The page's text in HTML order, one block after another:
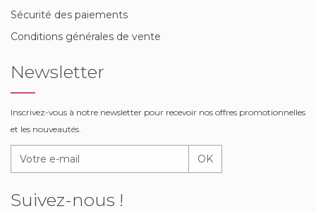
Sécurité des paiements
Conditions générales de vente
Newsletter
Inscrivez-vous à notre newsletter pour recevoir nos offres promotionnelles
et les nouveautés.
OK
Suivez-nous !